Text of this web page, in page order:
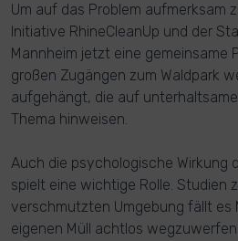
Um auf das Problem aufmerksam
Initiative RhineCleanUp und der
Mannheim jetzt eine gemeinsame
großen Zugängen zum Waldpark
aufgehängt, die auf
Thema hinweisen.
Auch die psychologische Wirkung
spielt eine wichtige Rolle. Studien
verschmutzten Umgebung fällt es
eigenen Müll achtlos